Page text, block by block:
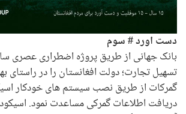
دست اورد # سوم
بانک جهانی از طریق پروژه اضطراری عصری
تسهیل تجارت؛ دولت افغانستان را در راستای
گمرکات از طریق نصب سیستم های خودکار
دریافت اطلاعات گمرکی مساعدت نمود.